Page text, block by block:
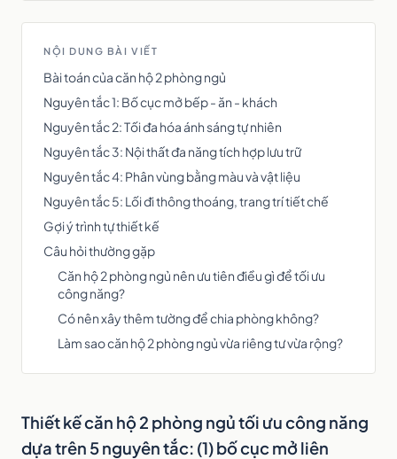
NỘI DUNG BÀI VIẾT
Bài toán của căn hộ 2 phòng ngủ
Nguyên tắc 1: Bố cục mở bếp - ăn - khách
Nguyên tắc 2: Tối đa hóa ánh sáng tự nhiên
Nguyên tắc 3: Nội thất đa năng tích hợp lưu trữ
Nguyên tắc 4: Phân vùng bằng màu và vật liệu
Nguyên tắc 5: Lối đi thông thoáng, trang trí tiết chế
Gợi ý trình tự thiết kế
Câu hỏi thường gặp
Căn hộ 2 phòng ngủ nên ưu tiên điều gì để tối ưu
công năng?
Có nên xây thêm tường để chia phòng không?
Làm sao căn hộ 2 phòng ngủ vừa riêng tư vừa rộng?
Thiết kế căn hộ 2 phòng ngủ tối ưu công năng
dựa trên 5 nguyên tắc: (1) bố cục mở liên